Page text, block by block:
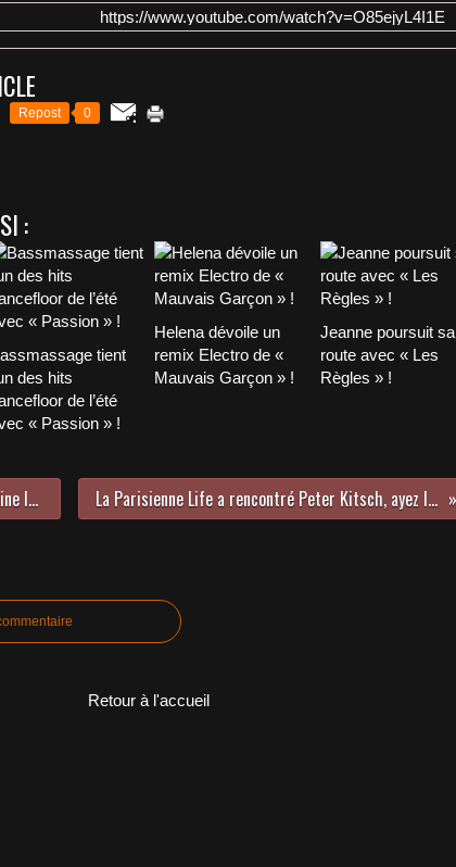
https://www.youtube.com/watch?v=O85ejyL4I1E
Repost 0
:
tient
des hits
de l’été
« Passion » !
Helena dévoile un
remix Electro de «
Mauvais Garçon » !
Jeanne poursuit sa
route avec « Les
Règles » !
Bande Originale dégaine le titre Ce Soir ! La Parisienne Life a rencontré Peter Kitsch, ayez la funky-électro attitude !
Retour à l'accueil